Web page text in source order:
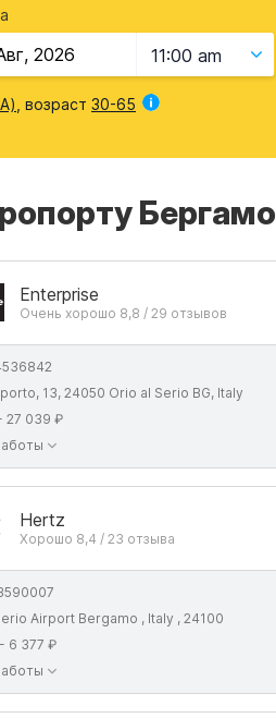
11:00 am
, возраст 30-65
Бергамо
Enterprise
Очень хорошо 8,8 / 29 отзывов
13, 24050 Orio al Serio BG, Italy
27 039 ₽
Hertz
Хорошо 8,4 / 23 отзыва
Airport Bergamo , Italy , 24100
6 377 ₽